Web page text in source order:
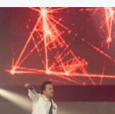
ñ
o
s
a
g
o